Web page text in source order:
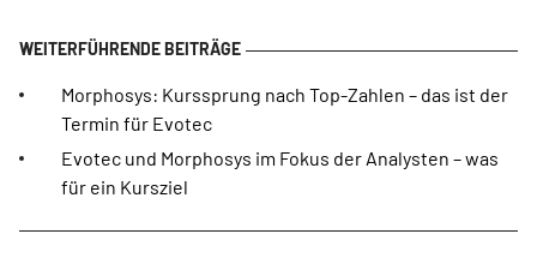
Morphosys: Kurssprung nach Top-Zahlen – das ist der
Termin für Evotec
Evotec und Morphosys im Fokus der Analysten – was
für ein Kursziel